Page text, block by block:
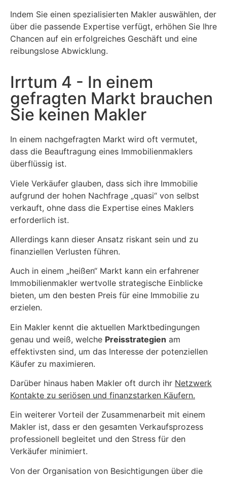
Indem Sie einen spezialisierten Makler auswählen, der
über die passende Expertise verfügt, erhöhen Sie Ihre
Chancen auf ein erfolgreiches Geschäft und eine
reibungslose Abwicklung.
Irrtum 4 - In einem
gefragten Markt brauchen
Sie keinen Makler
In einem nachgefragten Markt wird oft vermutet,
dass die Beauftragung eines Immobilienmaklers
überflüssig ist.
Viele Verkäufer glauben, dass sich ihre Immobilie
aufgrund der hohen Nachfrage „quasi“ von selbst
verkauft, ohne dass die Expertise eines Maklers
erforderlich ist.
Allerdings kann dieser Ansatz riskant sein und zu
finanziellen Verlusten führen.
Auch in einem „heißen“ Markt kann ein erfahrener
Immobilienmakler wertvolle strategische Einblicke
bieten, um den besten Preis für eine Immobilie zu
erzielen.
Ein Makler kennt die aktuellen Marktbedingungen
genau und weiß, welche Preisstrategien am
effektivsten sind, um das Interesse der potenziellen
Käufer zu maximieren.
Darüber hinaus haben Makler oft durch ihr Netzwerk
Kontakte zu seriösen und finanzstarken Käufern.
Ein weiterer Vorteil der Zusammenarbeit mit einem
Makler ist, dass er den gesamten Verkaufsprozess
professionell begleitet und den Stress für den
Verkäufer minimiert.
Von der Organisation von Besichtigungen über die